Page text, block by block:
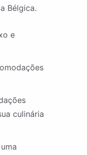
Bélgica.
e
culinária